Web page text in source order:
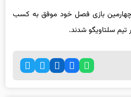
چهارمین بازی فصل خود موفق به کسب
تیم سلتاویگو شدند.